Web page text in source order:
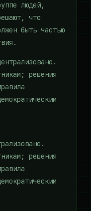
людей,
что
быть частью
решения
решения